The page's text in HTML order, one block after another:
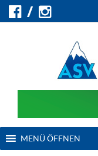
content
to
MENÜ ÖFFNEN